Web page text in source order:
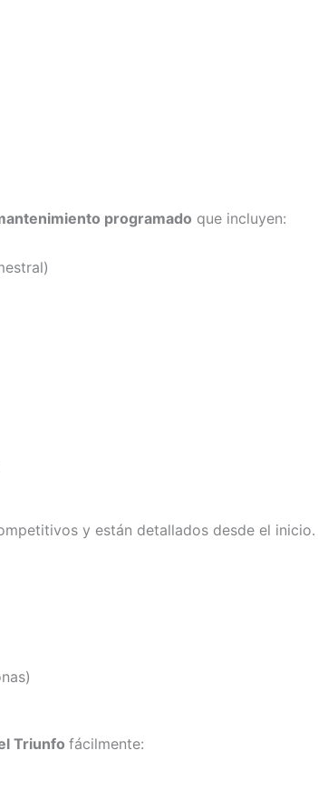
programado que incluyen:
y están detallados desde el
Triunfo fácilmente: